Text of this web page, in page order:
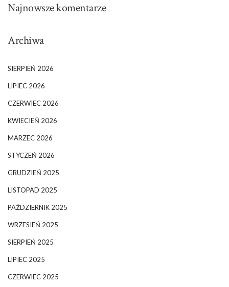
Najnowsze komentarze
Archiwa
SIERPIEŃ 2026
LIPIEC 2026
CZERWIEC 2026
KWIECIEŃ 2026
MARZEC 2026
STYCZEŃ 2026
GRUDZIEŃ 2025
LISTOPAD 2025
PAŹDZIERNIK 2025
WRZESIEŃ 2025
SIERPIEŃ 2025
LIPIEC 2025
CZERWIEC 2025